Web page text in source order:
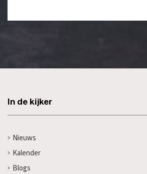
In de kijker
Nieuws
Kalender
Blogs